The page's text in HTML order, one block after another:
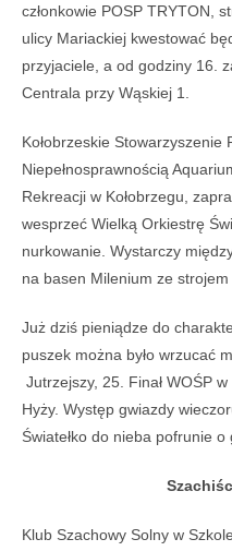
członkowie POSP TRYTON,
ulicy Mariackiej kwestować
przyjaciele, a od godziny 16.
Centrala przy Wąskiej 1.
Kołobrzeskie Stowarzyszenie
Niepełnosprawnością
Rekreacji w Kołobrzegu,
wesprzeć Wielką Orkiestrę
nurkowanie. Wystarczy
na basen Milenium ze strojem
Już dziś pieniądze do
puszek można było wrzucać
Jutrzejszy, 25. Finał WOŚP
Hyży. Występ gwiazdy
Światełko do nieba pofrunie o
Klub Szachowy Solny w